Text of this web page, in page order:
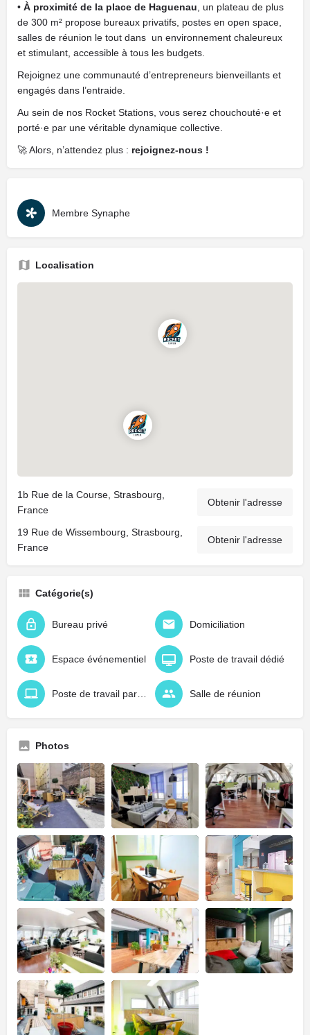
• À proximité de la place de Haguenau , un plateau de plus
de 300 m² propose​ bureaux privatifs, ​postes en open space,
salles de réunion le tout dans un environnement chaleureux
et stimulant, accessible à tous les budgets.
Rejoignez une communauté d’entrepreneurs bienveillants et
engagés dans l’entraide.
Au sein de nos Rocket Stations, vous serez chouchouté·e et
porté·e par une véritable dynamique collective.
🚀 Alors, n’attendez plus : rejoignez-nous !
Membre Synaphe
Localisation
1b Rue de la Course, Strasbourg,
France
Obtenir l'adresse
19 Rue de Wissembourg, Strasbourg,
France
Obtenir l'adresse
Catégorie(s)
Bureau privé Domiciliation
Espace événementiel Poste de travail dédié
Salle de réunion
Photos